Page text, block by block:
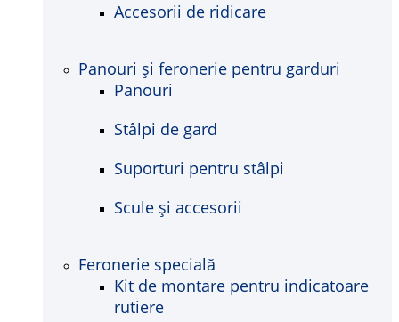
Accesorii de ridicare
Panouri și feronerie pentru garduri
Panouri
Stâlpi de gard
Suporturi pentru stâlpi
Scule și accesorii
Feronerie specială
Kit de montare pentru indicatoare
rutiere